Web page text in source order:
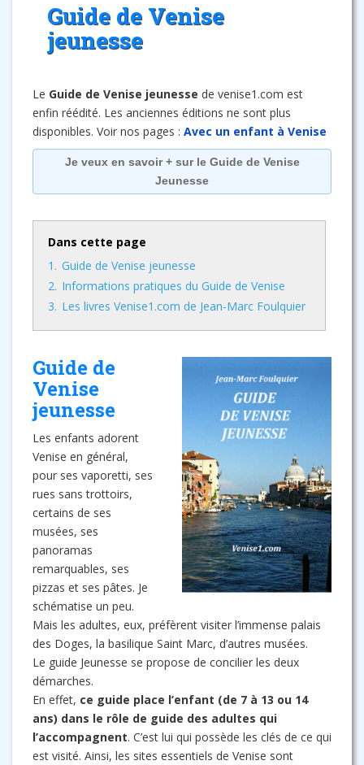
Guide de Venise
jeunesse
Le Guide de Venise jeunesse de venise1.com est
enfin réédité. Les anciennes éditions ne sont plus
disponibles. Voir nos pages : Avec un enfant à Venise
Je veux en savoir + sur le Guide de Venise
Jeunesse
Dans cette page
1. Guide de Venise jeunesse
2. Informations pratiques du Guide de Venise
3. Les livres Venise1.com de Jean-Marc Foulquier
Guide de
Venise
jeunesse
Les enfants adorent
Venise en général,
pour ses vaporetti, ses
rues sans trottoirs,
certains de ses
musées, ses
panoramas
remarquables, ses
pizzas et ses pâtes. Je
schématise un peu.
Mais les adultes, eux, préfèrent visiter l’immense palais
des Doges, la basilique Saint Marc, d’autres musées.
Le guide Jeunesse se propose de concilier les deux
démarches.
En effet, ce guide place l’enfant (de 7 à 13 ou 14
ans) dans le rôle de guide des adultes qui
l’accompagnent. C’est lui qui possède les clés de ce qui
est visité. Ainsi, les sites essentiels de Venise sont